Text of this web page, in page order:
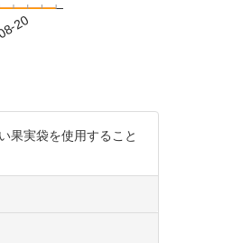
20
果実袋を使用すること